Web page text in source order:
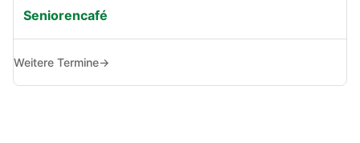
Seniorencafé
Weitere Termine→